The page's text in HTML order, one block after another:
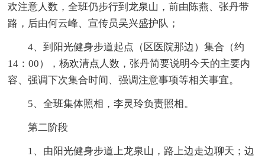
欢注意人数，全班仍步行到龙泉山，前由陈燕、张丹带
路，后由何云峰、宣传员吴兴盛护队；
4、到阳光健身步道起点（区医院那边）集合（约
14：00），杨欢清点人数，张丹简要说明今天的主要内
容、强调下次集合时间、强调注意事项等相关事宜。
5、全班集体照相，李灵玲负责照相。
第二阶段
1、由阳光健身步道上龙泉山，路上边走边聊天；边